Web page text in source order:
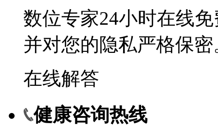
数位专家24小时在线
并对您的隐私严格保密
在线解答
健康咨询热线